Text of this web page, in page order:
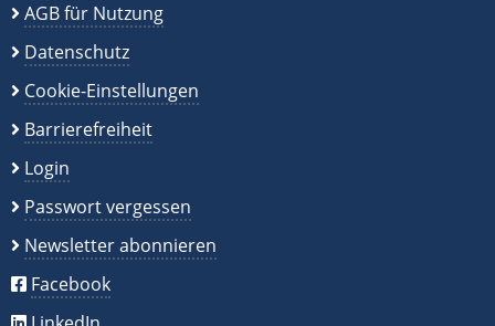
AGB für Nutzung
Datenschutz
Cookie-Einstellungen
Barrierefreiheit
Login
Passwort vergessen
Newsletter abonnieren
Facebook